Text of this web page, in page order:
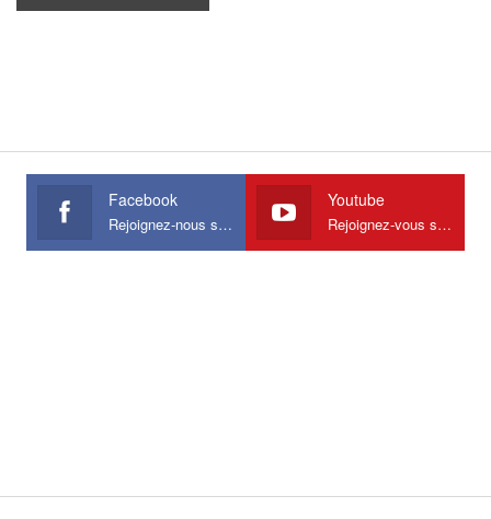
Facebook
Rejoignez-nous sur Facebook
Youtube
Rejoignez-vous sur Youtube